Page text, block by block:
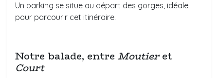
Un parking se situe au départ des gorges, idéale
pour parcourir cet itinéraire.
Notre balade, entre Moutieret
Court